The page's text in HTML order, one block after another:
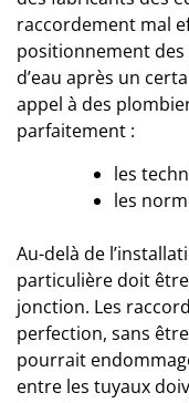
raccordement mal
positionnement
d’eau après un
appel à des
parfaitement :
les
les
Au-delà de
particulière doit
jonction. Les
perfection, sans
pourrait
entre les tuyaux